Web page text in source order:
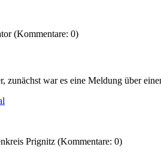
(Kommentare: 0)
zunächst war es eine Meldung über
Prignitz (Kommentare: 0)